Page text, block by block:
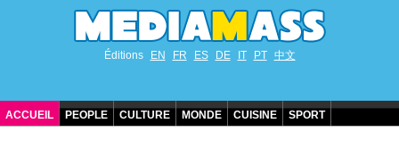
Éditions EN FR ES DE IT PT 中文
ACCUEIL PEOPLE CULTURE MONDE CUISINE SPORT